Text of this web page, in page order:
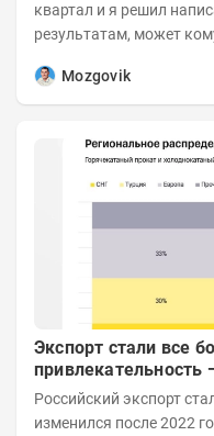
квартал и я решил
результатам, может кому
Mozgovik
Экспорт стали все
привлекательность
Российский экспорт
изменился после 2022